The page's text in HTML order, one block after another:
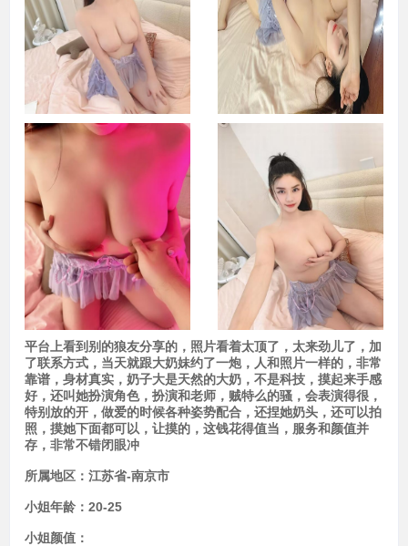
平台上看到别的狼友分享的，照片看着太顶了，太来劲儿了，加
了联系方式，当天就跟大奶妹约了一炮，人和照片一样的，非常
靠谱，身材真实，奶子大是天然的大奶，不是科技，摸起来手感
好，还叫她扮演角色，扮演和老师，贼特么的骚，会表演得很，
特别放的开，做爱的时候各种姿势配合，还捏她奶头，还可以拍
照，摸她下面都可以，让摸的，这钱花得值当，服务和颜值并
存，非常不错闭眼冲
所属地区： 江苏省-南京市
小姐年龄： 20-25
小姐颜值：